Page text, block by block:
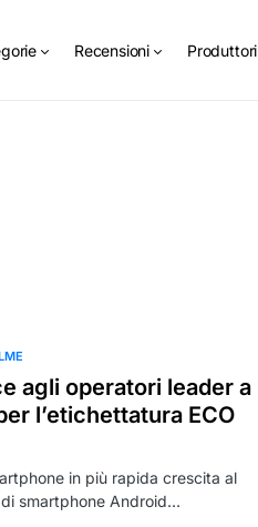
Recensioni Produttori
agli operatori leader a
l’etichettatura ECO
in più rapida crescita al
smartphone Android…